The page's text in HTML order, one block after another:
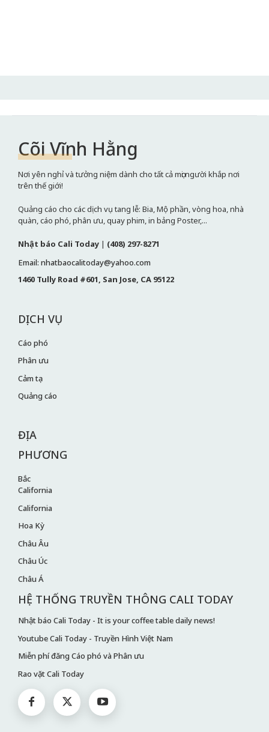
Cõi Vĩnh Hằng
Nơi yên nghỉ và tưởng niệm dành cho tất cả mọi người khắp nơi
trên thế giới!
Quảng cáo cho các dịch vụ tang lễ: Bia, Mộ phần, vòng hoa, nhà
quàn, cáo phó, phân ưu, quay phim, in bảng Poster,...
Nhật báo Cali Today | (408) 297-8271
Email: nhatbaocalitoday@yahoo.com
1460 Tully Road #601, San Jose, CA 95122
DỊCH VỤ
Cáo phó
Phân ưu
Cảm tạ
Quảng cáo
ĐỊA
PHƯƠNG
Bắc
California
California
Hoa Kỳ
Châu Âu
Châu Úc
Châu Á
HỆ THỐNG TRUYỀN THÔNG CALI TODAY
Nhật báo Cali Today - It is your coffee table daily news!
Youtube Cali Today - Truyền Hình Việt Nam
Miễn phí đăng Cáo phó và Phân ưu
Rao vặt Cali Today